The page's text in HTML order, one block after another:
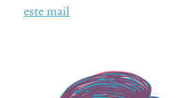
este mail